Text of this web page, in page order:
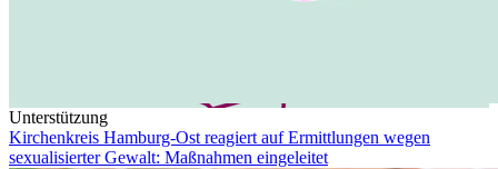
Unterstützung
Kirchenkreis Hamburg-Ost reagiert auf Ermittlungen wegen
sexualisierter Gewalt: Maßnahmen eingeleitet